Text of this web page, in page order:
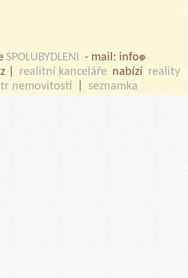
SPOLUBYDLENI - mail: info
|
realitní kanceláře nabízí reality
nemovitostí seznamka